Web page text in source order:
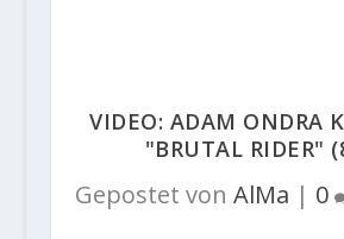
VIDEO: ADAM ONDRA
"BRUTAL RIDER"
Gepostet von AlMa | 0